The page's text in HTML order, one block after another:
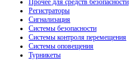
Регистраторы
Сигнализация
Системы безопасности
Системы контроля перемещения
Системы оповещения
Турникеты